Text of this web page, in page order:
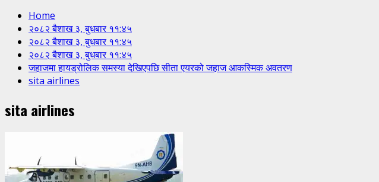
Home
२०८२ बैशाख ३, बुधबार ११:४५
२०८२ बैशाख ३, बुधबार ११:४५
२०८२ बैशाख ३, बुधबार ११:४५
जहाजमा हायड्रोलिक समस्या देखिएपछि सीता एयरको जहाज आकस्मिक अवतरण
sita airlines
sita airlines